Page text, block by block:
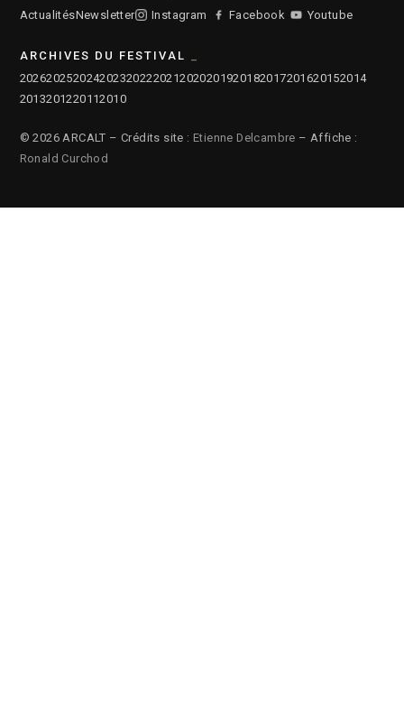
ActualitésNewsletter Instagram Facebook Youtube
ARCHIVES DU FESTIVAL
2026202520242023202220212020201920182017201620152014
2013201220112010
© 2026 ARCALT – Crédits site : Etienne Delcambre – Affiche :
Ronald Curchod